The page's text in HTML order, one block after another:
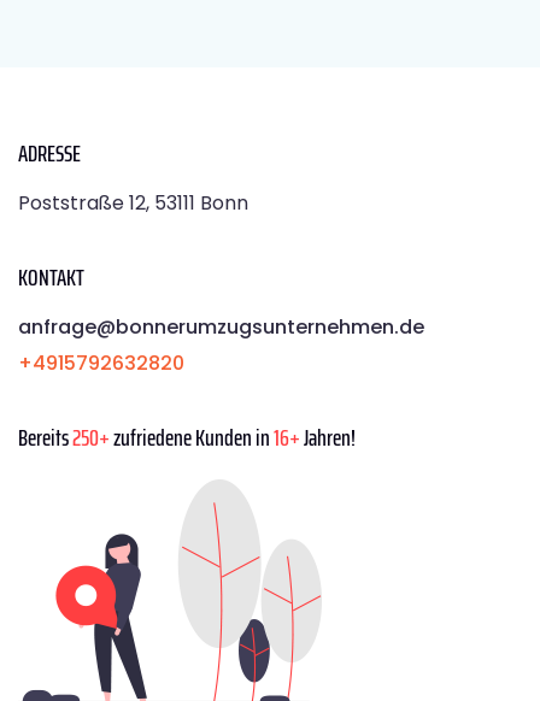
ADRESSE
Poststraße 12, 53111 Bonn
KONTAKT
anfrage@bonnerumzugsunternehmen.de
+4915792632820
Bereits250+zufriedene Kunden in16+Jahren!